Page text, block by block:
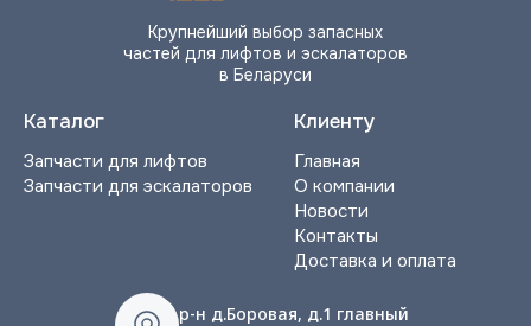
Крупнейший выбор запасных
частей для лифтов и эскалаторов
в Беларуси
Каталог
Запчасти для лифтов
Запчасти для эскалаторов
Клиенту
Главная
О компании
Новости
Контакты
Доставка и оплата
р-н д.Боровая, д.1 главный